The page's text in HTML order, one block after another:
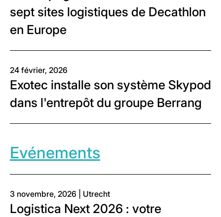
sept sites logistiques de Decathlon
en Europe
24 février, 2026
Exotec installe son système Skypod
dans l'entrepôt du groupe Berrang
Evénements
3 novembre, 2026 | Utrecht
Logistica Next 2026 : votre